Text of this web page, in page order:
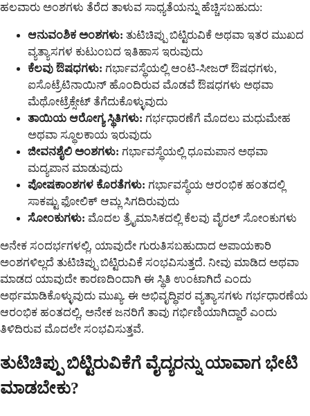
ಹಲವಾರು ಅಂಶಗಳು ತೆರೆದ ತಾಳುವ ಸಾಧ್ಯತೆಯನ್ನು ಹೆಚ್ಚಿಸಬಹುದು:
ಆನುವಂಶಿಕ ಅಂಶಗಳು: ತುಟಿಚಿಪ್ಪು ಬಿಟ್ಟಿರುವಿಕೆ ಅಥವಾ ಇತರ ಮುಖದ
ವ್ಯತ್ಯಾಸಗಳ ಕುಟುಂಬದ ಇತಿಹಾಸ ಇರುವುದು
ಕೆಲವು ಔಷಧಗಳು: ಗರ್ಭಾವಸ್ಥೆಯಲ್ಲಿ ಆಂಟಿ-ಸೀಜರ್ ಔಷಧಗಳು,
ಐಸೊಟ್ರೆಟಿನಾಯಿನ್ ಹೊಂದಿರುವ ಮೊಡವೆ ಔಷಧಗಳು ಅಥವಾ
ಮೆಥೋಟ್ರೆಕ್ಸೇಟ್ ತೆಗೆದುಕೊಳ್ಳುವುದು
ತಾಯಿಯ ಆರೋಗ್ಯ ಸ್ಥಿತಿಗಳು: ಗರ್ಭಧಾರಣೆಗೆ ಮೊದಲು ಮಧುಮೇಹ
ಅಥವಾ ಸ್ಥೂಲಕಾಯ ಇರುವುದು
ಜೀವನಶೈಲಿ ಅಂಶಗಳು: ಗರ್ಭಾವಸ್ಥೆಯಲ್ಲಿ ಧೂಮಪಾನ ಅಥವಾ
ಮದ್ಯಪಾನ ಮಾಡುವುದು
ಪೋಷಕಾಂಶಗಳ ಕೊರತೆಗಳು: ಗರ್ಭಾವಸ್ಥೆಯ ಆರಂಭಿಕ ಹಂತದಲ್ಲಿ
ಸಾಕಷ್ಟು ಫೋಲಿಕ್ ಆಮ್ಲ ಸಿಗದಿರುವುದು
ಸೋಂಕುಗಳು: ಮೊದಲ ತ್ರೈಮಾಸಿಕದಲ್ಲಿ ಕೆಲವು ವೈರಲ್ ಸೋಂಕುಗಳು
ಅನೇಕ ಸಂದರ್ಭಗಳಲ್ಲಿ, ಯಾವುದೇ ಗುರುತಿಸಬಹುದಾದ ಅಪಾಯಕಾರಿ
ಅಂಶಗಳಿಲ್ಲದೆ ತುಟಿಚಿಪ್ಪು ಬಿಟ್ಟಿರುವಿಕೆ ಸಂಭವಿಸುತ್ತದೆ. ನೀವು ಮಾಡಿದ ಅಥವಾ
ಮಾಡದ ಯಾವುದೇ ಕಾರಣದಿಂದಾಗಿ ಈ ಸ್ಥಿತಿ ಉಂಟಾಗಿದೆ ಎಂದು
ಅರ್ಥಮಾಡಿಕೊಳ್ಳುವುದು ಮುಖ್ಯ. ಈ ಅಭಿವೃದ್ಧಿಪರ ವ್ಯತ್ಯಾಸಗಳು ಗರ್ಭಧಾರಣೆಯ
ಆರಂಭಿಕ ಹಂತದಲ್ಲಿ, ಅನೇಕ ಜನರಿಗೆ ತಾವು ಗರ್ಭಿಣಿಯಾಗಿದ್ದಾರೆ ಎಂದು
ತಿಳಿದಿರುವ ಮೊದಲೇ ಸಂಭವಿಸುತ್ತವೆ.
ತುಟಿಚಿಪ್ಪು ಬಿಟ್ಟಿರುವಿಕೆಗೆ ವೈದ್ಯರನ್ನು ಯಾವಾಗ ಭೇಟಿ
ಮಾಡಬೇಕು?